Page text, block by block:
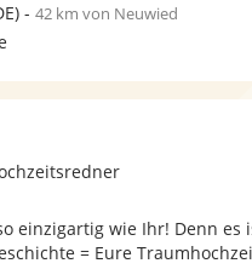
- 42 km von Neuwied
einzigartig wie Ihr! Denn es
= Eure